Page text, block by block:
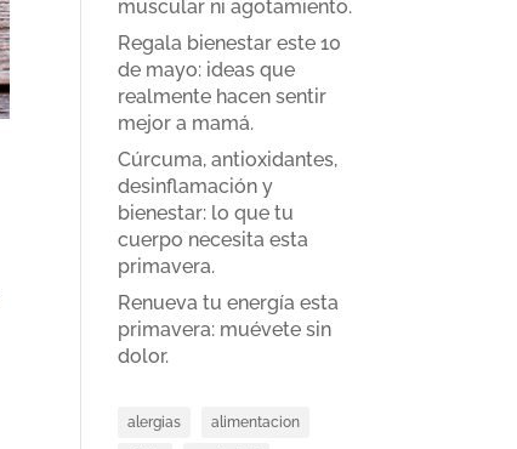
muscular ni agotamiento.
Regala bienestar este 10
de mayo: ideas que
realmente hacen sentir
mejor a mamá.
Cúrcuma, antioxidantes,
desinflamación y
bienestar: lo que tu
cuerpo necesita esta
primavera.
Renueva tu energía esta
primavera: muévete sin
dolor.
alergias alimentacion